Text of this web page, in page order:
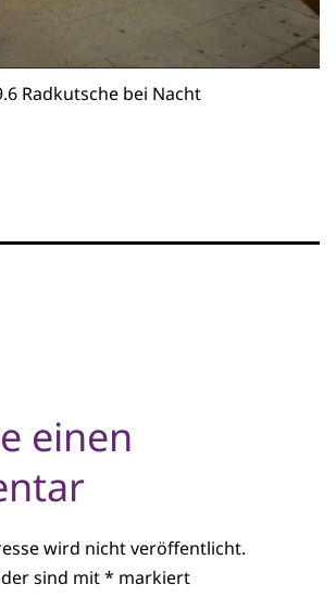
Radkutsche bei Nacht
einen
wird nicht veröffentlicht.
sind mit* markiert